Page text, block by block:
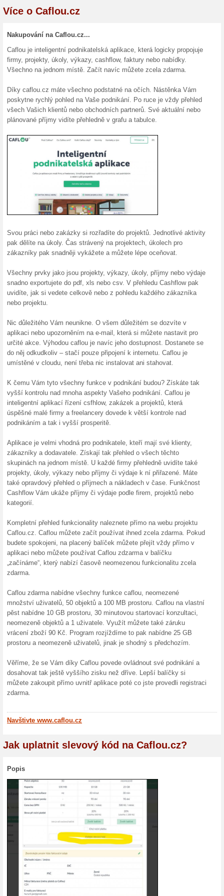
Aktuální slevy a
250 Kč sleva na
2026
100% fungovalo
Mějte při práci systém.
Šetřete čas. Používejte
levněji, s kódem ušetříte
Kapr za 999 Kč/
Počet objektů Neomezeně.
Párování 1 banka.
objektů. Soubory 25 GB. API
minut.
Záruka vrácení
100% fungovalo Akce
Při objednávce služeb
vrácení peněz 30 dní. Pokud
peníze. Službu tak můžete
Skončené nabídky... (60x)
Více o Caflou.cz
Caflou je inteligentní
firmy, projekty, úkoly,
Všechno na jednom